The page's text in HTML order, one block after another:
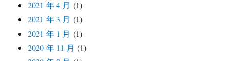
2021 年 4 月 (1)
2021 年 3 月 (1)
2021 年 1 月 (1)
2020 年 11 月 (1)